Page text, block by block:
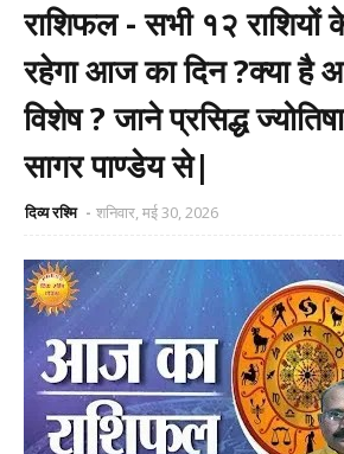
राशिफल - सभी १२ राशियों
रहेगा आज का दिन ?क्या है
विशेष ? जाने प्रसिद्ध
सागर पाण्डेय से|
दिव्य रश्मि शनिवार, मई 30, 2026